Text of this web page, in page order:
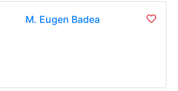
M. Eugen Badea